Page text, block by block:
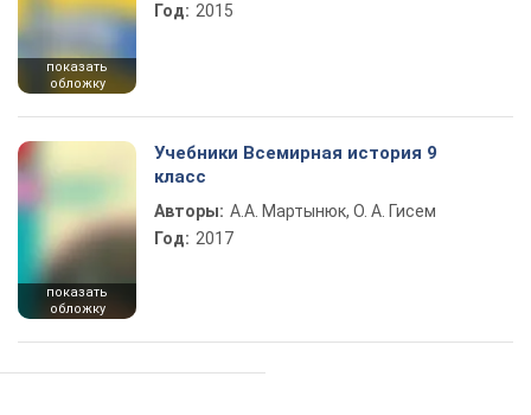
показать
обложку
Год: 2015
показать
обложку
Учебники Всемирная история 9
класс
Авторы: А.А. Мартынюк, О. А. Гисем
Год: 2017